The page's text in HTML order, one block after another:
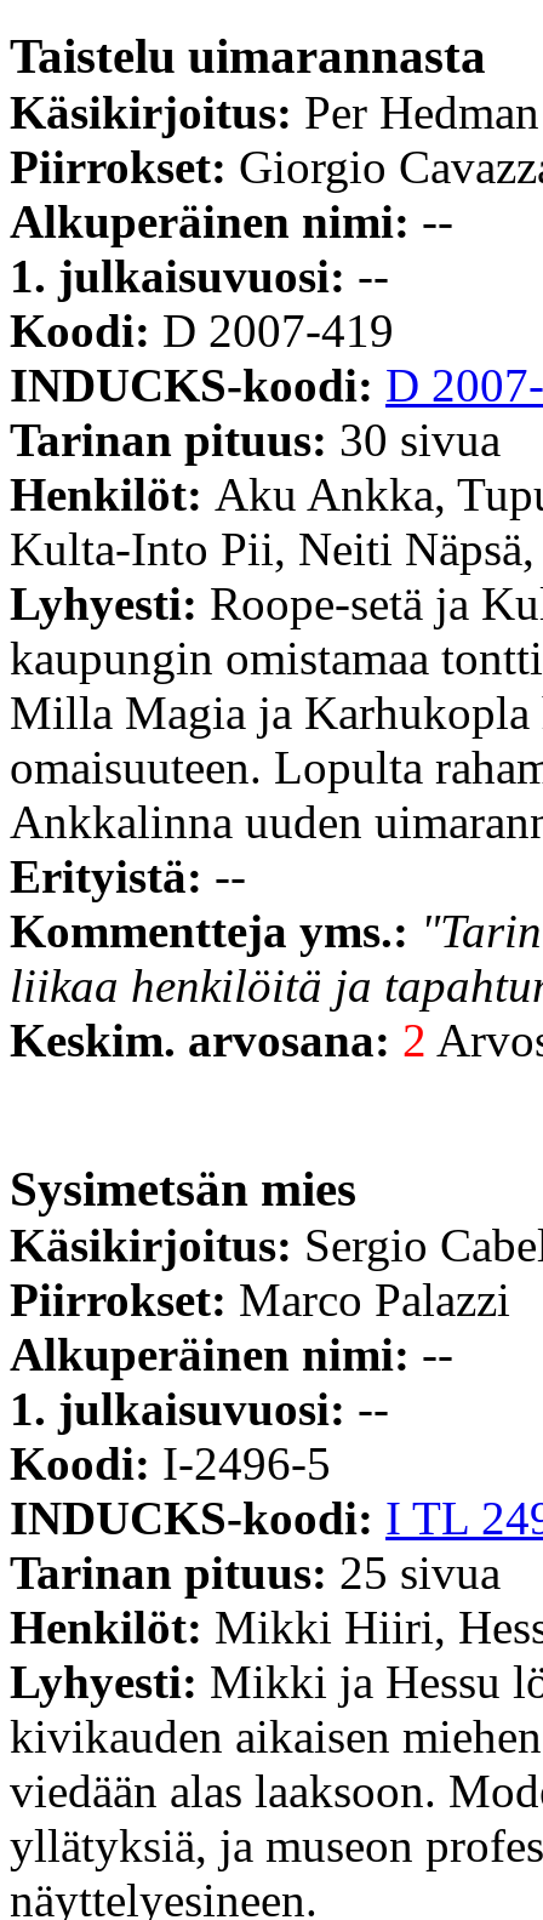
Taistelu uimarannasta
Käsikirjoitus: Per Hedman
Piirrokset: Giorgio
Alkuperäinen nimi: --
1. julkaisuvuosi: --
Koodi: D 2007-419
INDUCKS-koodi: D
Tarinan pituus: 30 sivua
Henkilöt: Aku Ankka,
Kulta-Into Pii, Neiti
Lyhyesti: Roope-setä ja
kaupungin omistamaa
Milla Magia ja Karhukopla
omaisuuteen. Lopulta
Ankkalinna uuden
Erityistä: --
Kommentteja yms.:
liikaa henkilöitä ja
Keskim. arvosana: 2
Sysimetsän mies
Käsikirjoitus: Sergio
Piirrokset: Marco Palazzi
Alkuperäinen nimi: --
1. julkaisuvuosi: --
Koodi: I-2496-5
INDUCKS-koodi: I TL
Tarinan pituus: 25 sivua
Henkilöt: Mikki Hiiri,
Lyhyesti: Mikki ja Hessu
kivikauden aikaisen
viedään alas laaksoon.
yllätyksiä, ja museon
näyttelyesineen.